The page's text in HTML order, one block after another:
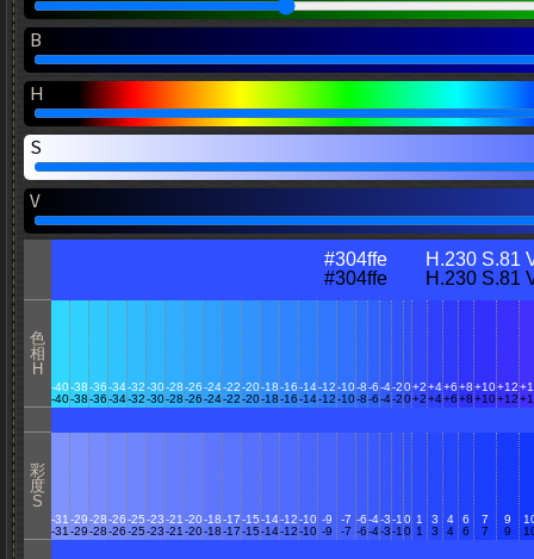
B
H
S
V
#304ffe H.230 S.81
#304ffe H.230 S.81
色
相
H
-40
-40
-38
-38
-36
-36
-34
-34
-32
-32
-30
-30
-28
-28
-26
-26
-24
-24
-22
-22
-20
-20
-18
-18
-16
-16
-14
-14
-12
-12
-10
-10
-8
-8
-6
-6
-4
-4
-2
-2
0
0
+2
+2
+4
+4
+6
+6
+8
+8
+10
+10
+12
+12
彩
度
S
-31
-31
-29
-29
-28
-28
-26
-26
-25
-25
-23
-23
-21
-21
-20
-20
-18
-18
-17
-17
-15
-15
-14
-14
-12
-12
-10
-10
-9
-9
-7
-7
-6
-6
-4
-4
-3
-3
-1
-1
0
0
1
1
3
3
4
4
6
6
7
7
9
9